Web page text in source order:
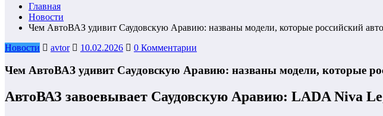
Главная
Новости
Чем АвтоВАЗ удивит Саудовскую Аравию: названы модели, которые российский
Новости
avtor 10.02.2026 0 Комментарии
Чем АвтоВАЗ удивит Саудовскую Аравию: названы модели, которые
АвтоВАЗ завоевывает Саудовскую Аравию: LADA Niva